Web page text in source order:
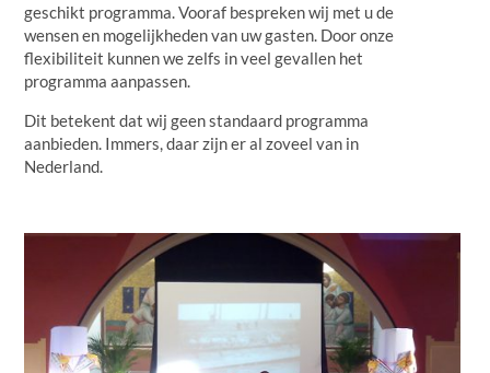
geschikt programma. Vooraf bespreken wij met u de
wensen en mogelijkheden van uw gasten. Door onze
flexibiliteit kunnen we zelfs in veel gevallen het
programma aanpassen.
Dit betekent dat wij geen standaard programma
aanbieden. Immers, daar zijn er al zoveel van in
Nederland.